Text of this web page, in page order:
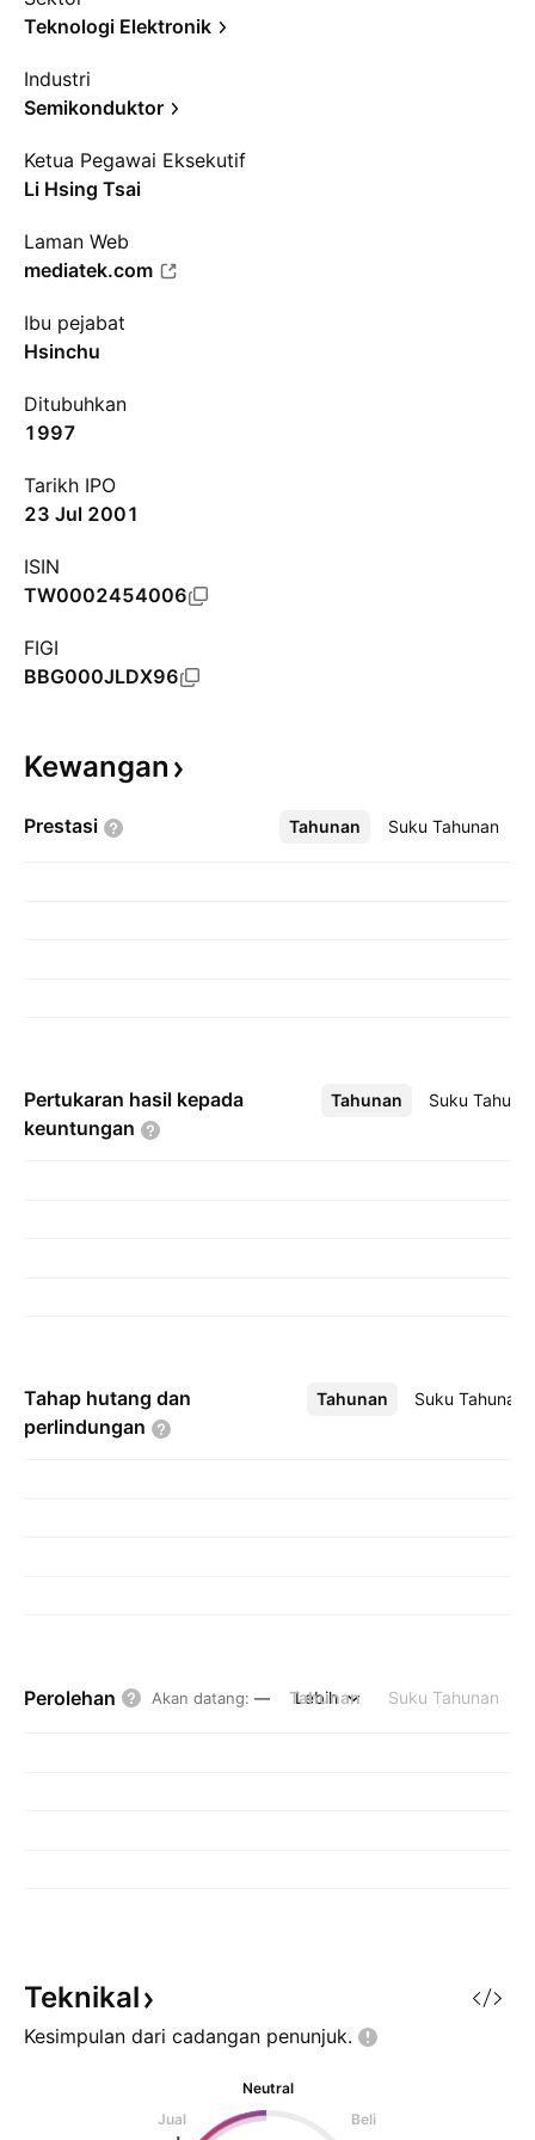
Teknologi Elektronik
Industri
Semikonduktor
Ketua Pegawai Eksekutif
Li Hsing Tsai
Laman Web
mediatek.com
Ibu pejabat
Hsinchu
Ditubuhkan
1997
Tarikh IPO
23 Jul 2001
ISIN
TW0002454006
FIGI
BBG000JLDX96
Kewangan
Prestasi Tahunan Suku Tahunan
Lebih
Pertukaran hasil kepada
keuntungan
Tahunan Suku
Lebih
Tahap hutang dan
perlindungan
Tahunan Suku Tahunan
Lebih
Perolehan Akan datang: — Tahunan Suku Tahunan
Lebih
Teknikal
Kesimpulan dari cadangan penunjuk.
Neutral
Jual
Beli